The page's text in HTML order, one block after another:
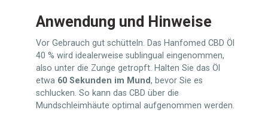
Anwendung und Hinweise
Vor Gebrauch gut schütteln. Das Hanfomed CBD Öl
40 % wird idealerweise sublingual eingenommen,
also unter die Zunge getropft. Halten Sie das Öl
etwa 60 Sekunden im Mund, bevor Sie es
schlucken. So kann das CBD über die
Mundschleimhäute optimal aufgenommen werden.